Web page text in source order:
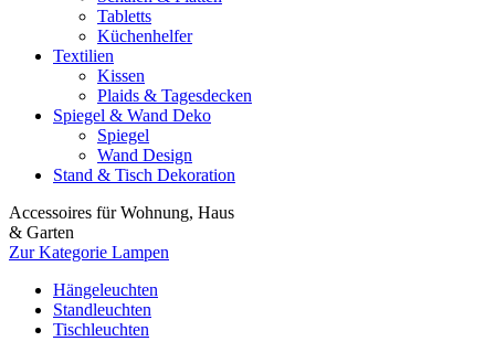
Tabletts
Küchenhelfer
Textilien
Kissen
Plaids & Tagesdecken
Spiegel & Wand Deko
Spiegel
Wand Design
Stand & Tisch Dekoration
Accessoires für Wohnung, Haus
& Garten
Zur Kategorie Lampen
Hängeleuchten
Standleuchten
Tischleuchten